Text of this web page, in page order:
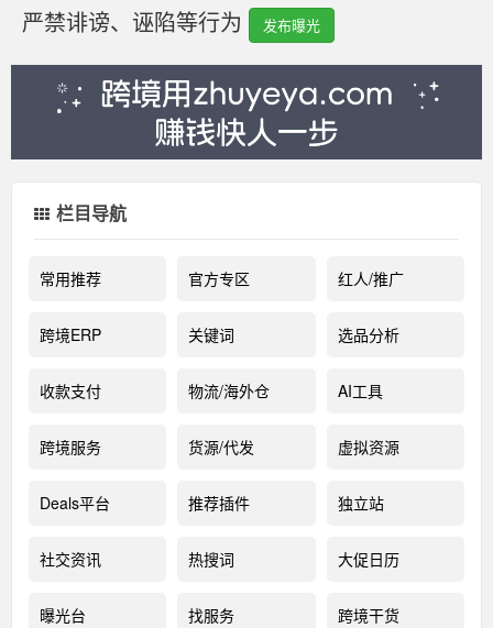
严禁诽谤、诬陷等行为 发布曝光
栏目导航
常用推荐 官方专区 红人/推广
跨境ERP 关键词 选品分析
收款支付 物流/海外仓 AI工具
跨境服务 货源/代发 虚拟资源
Deals平台 推荐插件 独立站
社交资讯 热搜词 大促日历
曝光台 找服务 跨境干货